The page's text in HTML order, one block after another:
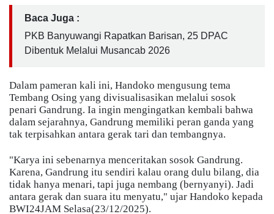
Baca Juga :
PKB Banyuwangi Rapatkan Barisan, 25 DPAC
Dibentuk Melalui Musancab 2026
Dalam pameran kali ini, Handoko mengusung tema
Tembang Osing yang divisualisasikan melalui sosok
penari Gandrung. Ia ingin mengingatkan kembali bahwa
dalam sejarahnya, Gandrung memiliki peran ganda yang
tak terpisahkan antara gerak tari dan tembangnya.
​"Karya ini sebenarnya menceritakan sosok Gandrung.
Karena, Gandrung itu sendiri kalau orang dulu bilang, dia
tidak hanya menari, tapi juga nembang (bernyanyi). Jadi
antara gerak dan suara itu menyatu," ujar Handoko kepada
BWI24JAM Selasa(23/12/2025).